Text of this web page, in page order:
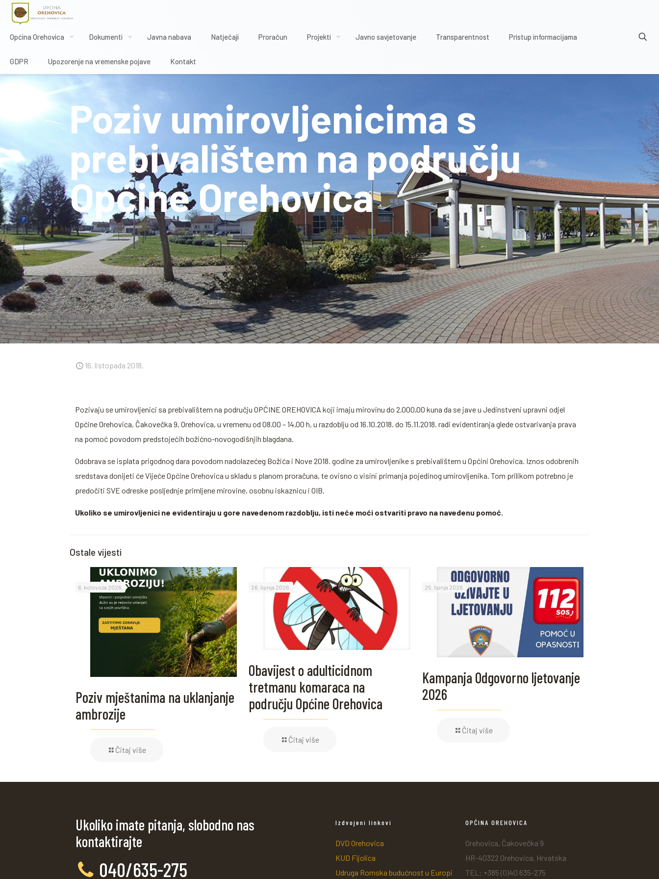
Općina Orehovica Dokumenti Javna nabava Natječaji Proračun Projekti Javno savjetovanje Transparentnost Pristup informacijama
GDPR Upozorenje na vremenske pojave Kontakt
Poziv umirovljenicima s
prebivalištem na području
Općine Orehovica
16. listopada 2018.
Pozivaju se umirovljenici sa prebivalištem na području OPĆINE OREHOVICA koji imaju mirovinu do 2.000,00 kuna da se jave u Jedinstveni upravni odjel
Općine Orehovica, Čakovečka 9, Orehovica, u vremenu od 08.00 – 14,00 h, u razdoblju od 16.10.2018. do 15.11.2018. radi evidentiranja glede ostvarivanja prava
na pomoć povodom predstojećih božićno-novogodišnjih blagdana.
Odobrava se isplata prigodnog dara povodom nadolazećeg Božića i Nove 2018. godine za umirovljenike s prebivalištem u Općini Orehovica. Iznos odobrenih
sredstava donijeti će Vijeće Općine Orehovica u skladu s planom proračuna, te ovisno o visini primanja pojedinog umirovljenika. Tom prilikom potrebno je
predočiti SVE odreske posljednje primljene mirovine, osobnu iskaznicu i OIB.
Ukoliko se umirovljenici ne evidentiraju u gore navedenom razdoblju, isti neće moći ostvariti pravo na navedenu pomoć.
Ostale vijesti
6. kolovoza 2026.
Poziv mještanima na uklanjanje
ambrozije
Čitaj više
26. lipnja 2026.
Obavijest o adulticidnom
tretmanu komaraca na
području Općine Orehovica
Čitaj više
25. lipnja 2026.
Kampanja Odgovorno ljetovanje
2026
Čitaj više
Ukoliko imate pitanja, slobodno nas
kontaktirajte
040/635-275
Izdvojeni linkovi
DVD Orehovica
KUD Fijolica
Udruga Romska budućnost u Europi
OPĆINA OREHOVICA
Orehovica, Čakovečka 9
HR-40322 Orehovica, Hrvatska
TEL: +385 (0)40 635-275